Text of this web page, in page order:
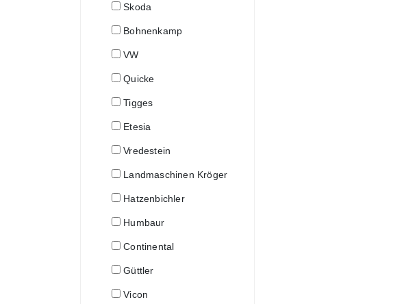
Skoda
Bohnenkamp
VW
Quicke
Tigges
Etesia
Vredestein
Landmaschinen Kröger
Hatzenbichler
Humbaur
Continental
Güttler
Vicon